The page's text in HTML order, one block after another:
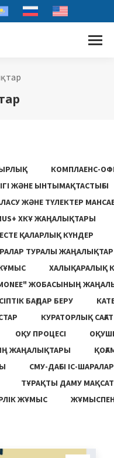
КОМПЛАЕНС-
ЖӘНЕ ЫНТЫМАҚТАСТЫҒЫ
ЖƏНЕ ТҮЛЕКТЕР
ХКҰ ЖАҢАЛЫҚТАРЫ
ЕСТЕ ҚАЛАРЛЫҚ КҮНДЕР
ТУРАЛЫ ЖАҢАЛЫҚТАР
ХАЛЫҚАРАЛЫҚ
ЖОБАСЫНЫҢ
БАҒДАР БЕРУ
КУРАТОРЛЫҚ
ОҚУ ПРОЦЕСІ
ЖАҢАЛЫҚТАРЫ
СМУ-ДАҒЫ ІС-ШАРАЛАР
ТҰРАҚТЫ ДАМУ
ЖҰМЫС